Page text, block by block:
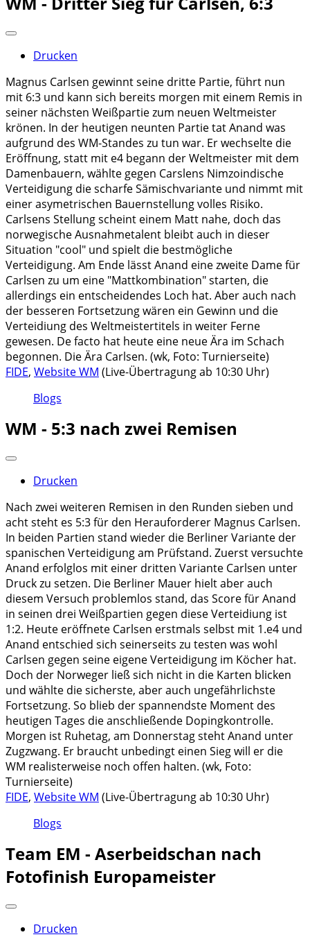
Drucken
Magnus Carlsen gewinnt seine dritte Partie, führt nun
mit 6:3 und kann sich bereits morgen mit einem Remis in
seiner nächsten Weißpartie zum neuen Weltmeister
krönen. In der heutigen neunten Partie tat Anand was
aufgrund des WM-Standes zu tun war. Er wechselte die
Eröffnung, statt mit e4 begann der Weltmeister mit dem
Damenbauern, wählte gegen Carslens Nimzoindische
Verteidigung die scharfe Sämischvariante und nimmt mit
einer asymetrischen Bauernstellung volles Risiko.
Carlsens Stellung scheint einem Matt nahe, doch das
norwegische Ausnahmetalent bleibt auch in dieser
Situation "cool" und spielt die bestmögliche
Verteidigung. Am Ende lässt Anand eine zweite Dame für
Carlsen zu um eine "Mattkombination" starten, die
allerdings ein entscheidendes Loch hat. Aber auch nach
der besseren Fortsetzung wären ein Gewinn und die
Verteidiung des Weltmeistertitels in weiter Ferne
gewesen. De facto hat heute eine neue Ära im Schach
begonnen. Die Ära Carlsen. (wk, Foto: Turnierseite)
FIDE, Website WM (Live-Übertragung ab 10:30 Uhr)
Blogs
WM - 5:3 nach zwei Remisen
Drucken
Nach zwei weiteren Remisen in den Runden sieben und
acht steht es 5:3 für den Herauforderer Magnus Carlsen.
In beiden Partien stand wieder die Berliner Variante der
spanischen Verteidigung am Prüfstand. Zuerst versuchte
Anand erfolglos mit einer dritten Variante Carlsen unter
Druck zu setzen. Die Berliner Mauer hielt aber auch
diesem Versuch problemlos stand, das Score für Anand
in seinen drei Weißpartien gegen diese Verteidiung ist
1:2. Heute eröffnete Carlsen erstmals selbst mit 1.e4 und
Anand entschied sich seinerseits zu testen was wohl
Carlsen gegen seine eigene Verteidigung im Köcher hat.
Doch der Norweger ließ sich nicht in die Karten blicken
und wählte die sicherste, aber auch ungefährlichste
Fortsetzung. So blieb der spannendste Moment des
heutigen Tages die anschließende Dopingkontrolle.
Morgen ist Ruhetag, am Donnerstag steht Anand unter
Zugzwang. Er braucht unbedingt einen Sieg will er die
WM realisterweise noch offen halten. (wk, Foto:
Turnierseite)
FIDE, Website WM (Live-Übertragung ab 10:30 Uhr)
Blogs
Team EM - Aserbeidschan nach
Fotofinish Europameister
Drucken